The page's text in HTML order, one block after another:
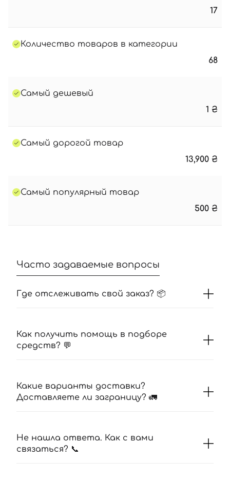
17
Количество товаров в категории
68
Самый дешевый
1 ₴
Самый дорогой товар
13,900 ₴
Самый популярный товар
500 ₴
Часто задаваемые вопросы
Где отслеживать свой заказ? 📦
Как получить помощь в подборе
средств? 💬
Какие варианты доставки?
Доставляете ли заграницу? 🚛
Не нашла ответа. Как с вами
связаться? 📞